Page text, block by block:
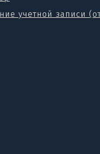
учетной записи